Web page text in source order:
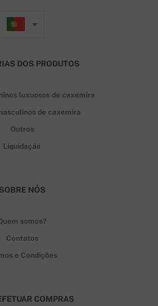
DOS PRODUTOS
luxuosos de caxemira
de caxemira
Outros
Liquidação
SOBRE NÓS
somos?
Contatos
e Condições
COMPRAS